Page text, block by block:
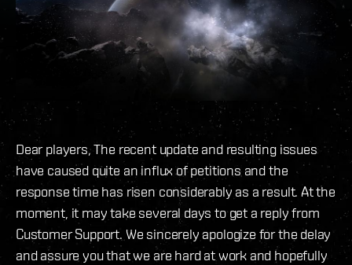
Dear players, The recent update and resulting issues
have caused quite an influx of petitions and the
response time has risen considerably as a result. At the
moment, it may take several days to get a reply from
Customer Support. We sincerely apologize for the delay
and assure you that we are hard at work and hopefully